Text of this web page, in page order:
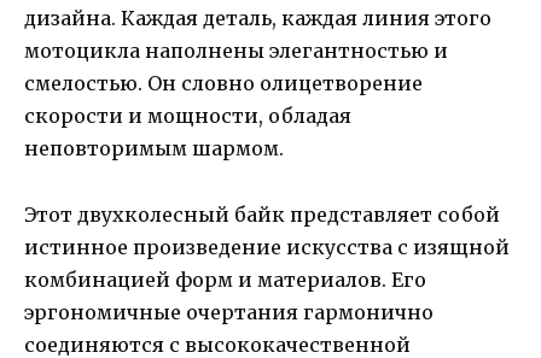
дизайна. Каждая деталь, каждая линия этого
мотоцикла наполнены элегантностью и
смелостью. Он словно олицетворение
скорости и мощности, обладая
неповторимым шармом.
Этот двухколесный байк представляет собой
истинное произведение искусства с изящной
комбинацией форм и материалов. Его
эргономичные очертания гармонично
соединяются с высококачественной